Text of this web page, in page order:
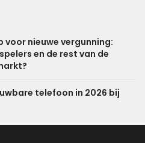
voor nieuwe vergunning:
en de rest van de
telefoon in 2026 bij